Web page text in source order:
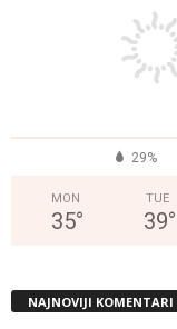
29%
MON
35°
TUE
39°
NAJNOVIJI KOMENTARI